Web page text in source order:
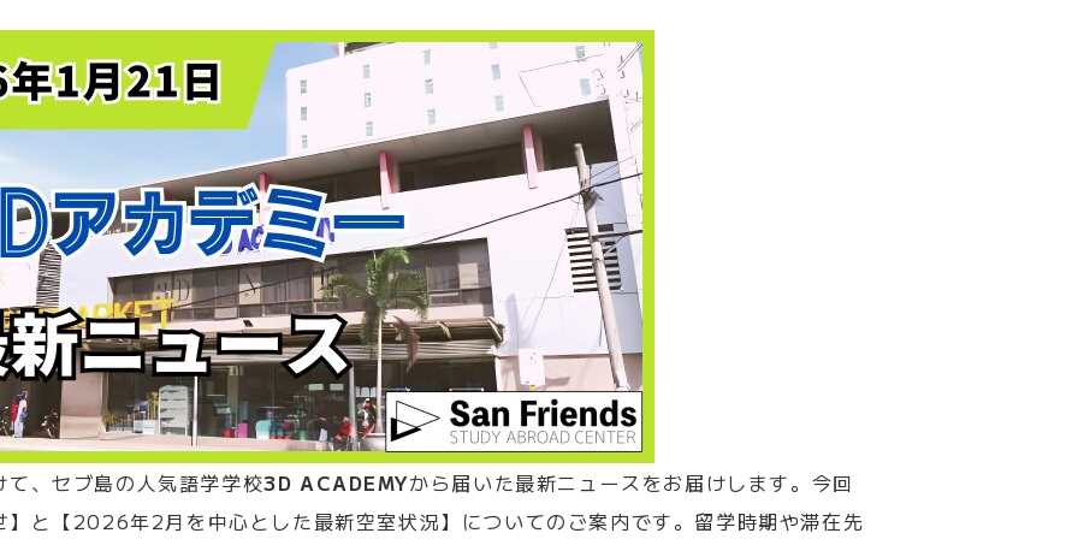
、セブ島の人気語学学校3D ACADEMYから届いた最新ニュースをお届けします。今回
と【2026年2月を中心とした最新空室状況】についてのご案内です。留学時期や滞在先